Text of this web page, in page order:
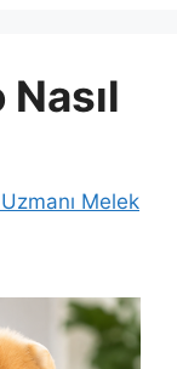
Melek